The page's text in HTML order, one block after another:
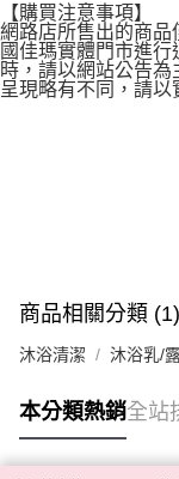
【購買注意事項】
網路店所售出的商品
國佳瑪實體門市進
時，請以網站公告
呈現略有不同，請以
商品相關分類 (1)
沐浴清潔 沐浴乳/
本分類熱銷全站